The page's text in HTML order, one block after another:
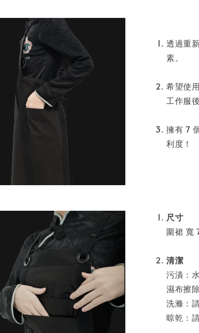
透過重
素。
希望使
工作服
擁有 7
利度！
尺寸
圍裙 寬
清潔
污漬：
濕布擦除
洗滌：
晾乾：